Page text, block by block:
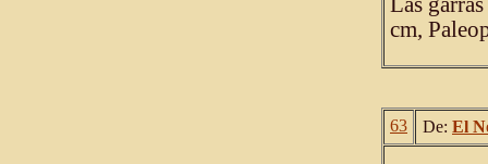
cm,
63 De: El